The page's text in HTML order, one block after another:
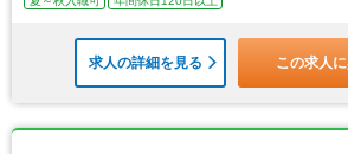
求人の詳細を見る この求人